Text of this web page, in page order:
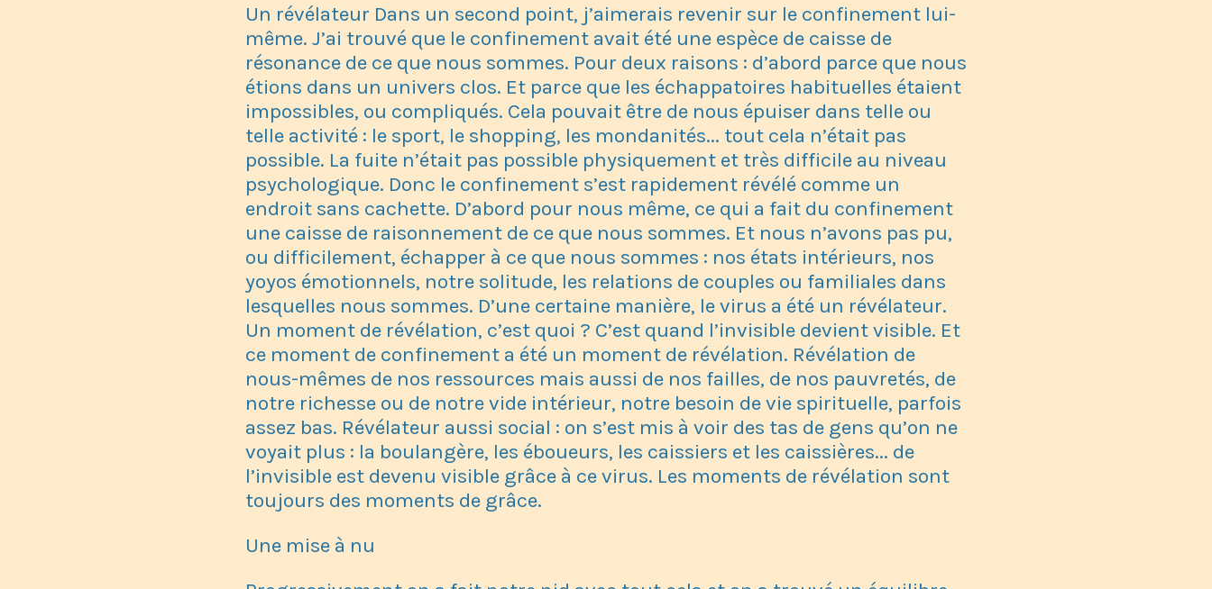
Un révélateur Dans un second point, j’aimerais revenir sur le confinement lui-
même. J’ai trouvé que le confinement avait été une espèce de caisse de
résonance de ce que nous sommes. Pour deux raisons : d’abord parce que nous
étions dans un univers clos. Et parce que les échappatoires habituelles étaient
impossibles, ou compliqués. Cela pouvait être de nous épuiser dans telle ou
telle activité : le sport, le shopping, les mondanités... tout cela n’était pas
possible. La fuite n’était pas possible physiquement et très difficile au niveau
psychologique. Donc le confinement s’est rapidement révélé comme un
endroit sans cachette. D’abord pour nous même, ce qui a fait du confinement
une caisse de raisonnement de ce que nous sommes. Et nous n’avons pas pu,
ou difficilement, échapper à ce que nous sommes : nos états intérieurs, nos
yoyos émotionnels, notre solitude, les relations de couples ou familiales dans
lesquelles nous sommes. D’une certaine manière, le virus a été un révélateur.
Un moment de révélation, c’est quoi ? C’est quand l’invisible devient visible. Et
ce moment de confinement a été un moment de révélation. Révélation de
nous-mêmes de nos ressources mais aussi de nos failles, de nos pauvretés, de
notre richesse ou de notre vide intérieur, notre besoin de vie spirituelle, parfois
assez bas. Révélateur aussi social : on s’est mis à voir des tas de gens qu’on ne
voyait plus : la boulangère, les éboueurs, les caissiers et les caissières... de
l’invisible est devenu visible grâce à ce virus. Les moments de révélation sont
toujours des moments de grâce.
Une mise à nu